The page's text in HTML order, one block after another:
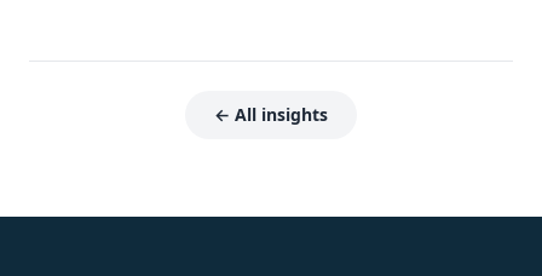
← All insights